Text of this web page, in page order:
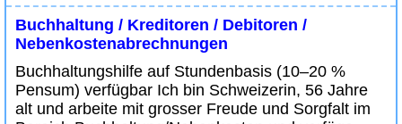
Buchhaltung / Kreditoren / Debitoren /
Nebenkostenabrechnungen
Buchhaltungshilfe auf Stundenbasis (10–20 %
Pensum) verfügbar Ich bin Schweizerin, 56 Jahre
alt und arbeite mit grosser Freude und Sorgfalt im